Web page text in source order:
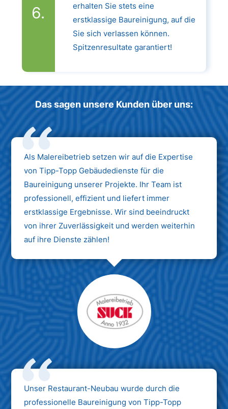
erhalten Sie stets eine
erstklassige Baureinigung, auf die
Sie sich verlassen können.
Spitzenresultate garantiert!
Das sagen unsere Kunden über uns:
Als Malereibetrieb setzen wir auf die Expertise
von Tipp-Topp Gebäudedienste für die
Baureinigung unserer Projekte. Ihr Team ist
professionell, effizient und liefert immer
erstklassige Ergebnisse. Wir sind beeindruckt
von ihrer Zuverlässigkeit und werden weiterhin
auf ihre Dienste zählen!
Unser Restaurant-Neubau wurde durch die
professionelle Baureinigung von Tipp-Topp